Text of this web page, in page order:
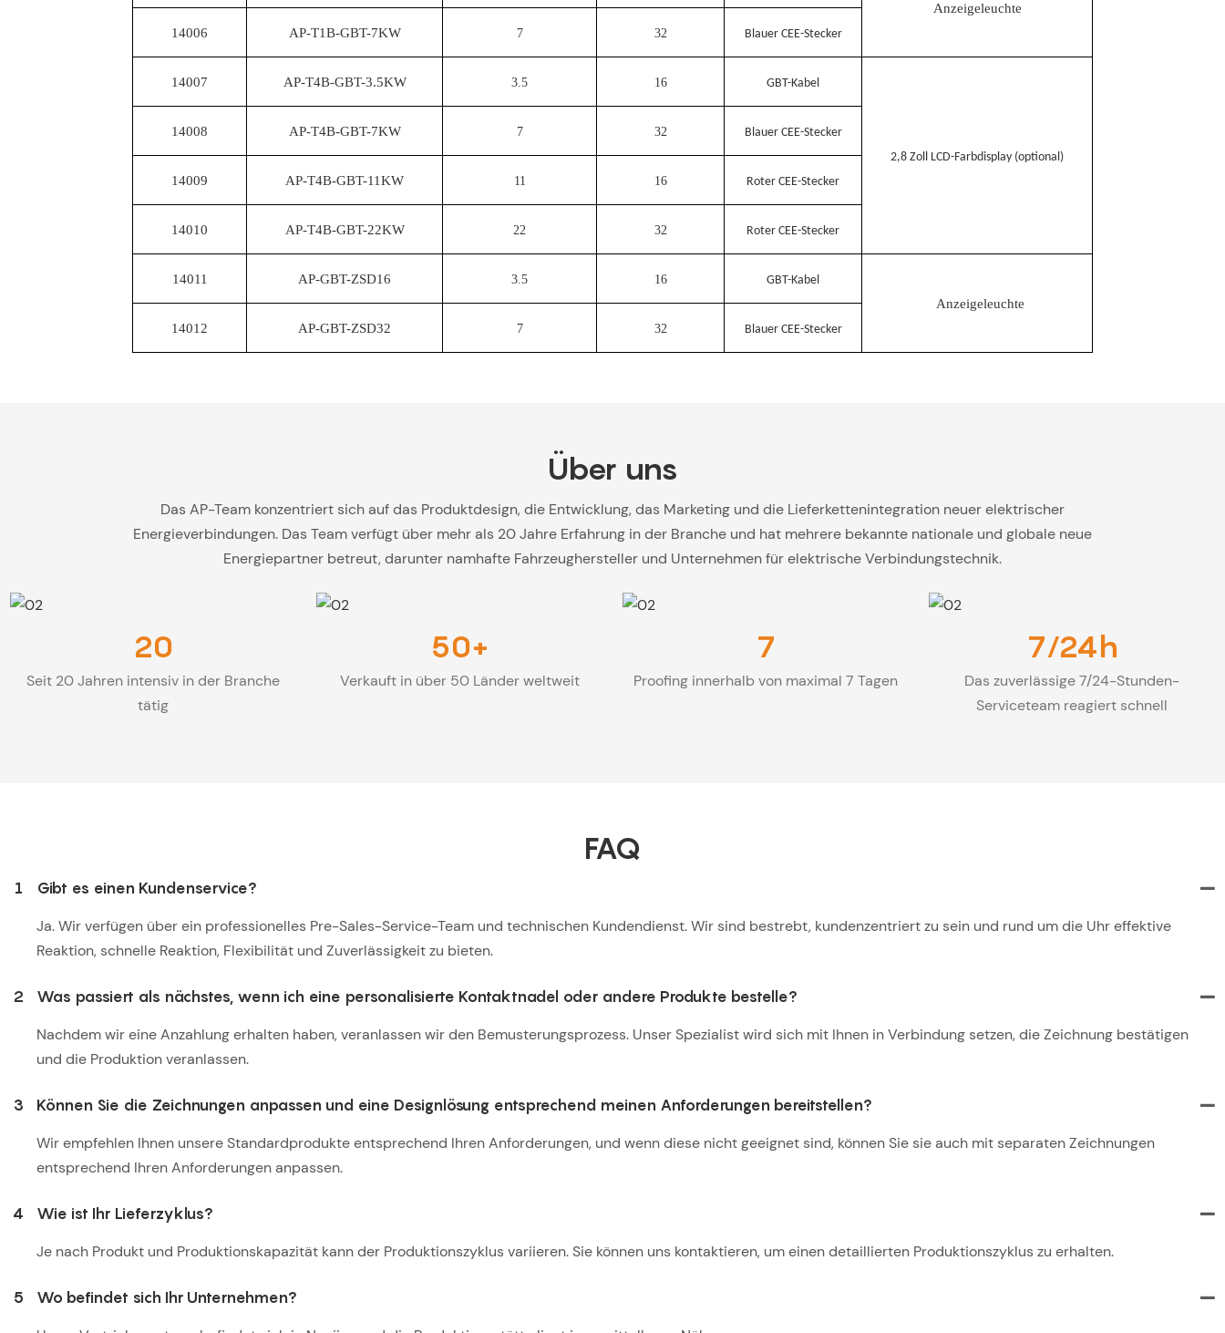
Anzeigeleuchte
14006
AP-T1B-GBT-7KW 7 32 Blauer CEE-Stecker
14007 AP-T4B-GBT-3.5KW 3.5 16 GBT-Kabel
2,8 Zoll LCD-Farbdisplay (optional)
14008 AP-T4B-GBT-7KW 7 32 Blauer CEE-Stecker
14009 AP-T4B-GBT-11KW 11 16 Roter CEE-Stecker
14010 AP-T4B-GBT-22KW 22 32 Roter CEE-Stecker
14011 AP-GBT-ZSD16 3.5 16 GBT-Kabel
Anzeigeleuchte
14012
AP-GBT-ZSD32 7 32 Blauer CEE-Stecker
Über uns
Das AP-Team konzentriert sich auf das Produktdesign, die Entwicklung, das Marketing und die Lieferkettenintegration neuer elektrischer
Energieverbindungen. Das Team verfügt über mehr als 20 Jahre Erfahrung in der Branche und hat mehrere bekannte nationale und globale neue
Energiepartner betreut, darunter namhafte Fahrzeughersteller und Unternehmen für elektrische Verbindungstechnik.
20
Seit 20 Jahren intensiv in der Branche
tätig
50+
Verkauft in über 50 Länder weltweit
7
Proofing innerhalb von maximal 7 Tagen
7/24h
Das zuverlässige 7/24-Stunden-
Serviceteam reagiert schnell
FAQ
1 Gibt es einen Kundenservice?
Ja. Wir verfügen über ein professionelles Pre-Sales-Service-Team und technischen Kundendienst. Wir sind bestrebt, kundenzentriert zu sein und rund um die Uhr effektive
Reaktion, schnelle Reaktion, Flexibilität und Zuverlässigkeit zu bieten.
2 Was passiert als nächstes, wenn ich eine personalisierte Kontaktnadel oder andere Produkte bestelle?
Nachdem wir eine Anzahlung erhalten haben, veranlassen wir den Bemusterungsprozess. Unser Spezialist wird sich mit Ihnen in Verbindung setzen, die Zeichnung bestätigen
und die Produktion veranlassen.
3 Können Sie die Zeichnungen anpassen und eine Designlösung entsprechend meinen Anforderungen bereitstellen?
Wir empfehlen Ihnen unsere Standardprodukte entsprechend Ihren Anforderungen, und wenn diese nicht geeignet sind, können Sie sie auch mit separaten Zeichnungen
entsprechend Ihren Anforderungen anpassen.
4 Wie ist Ihr Lieferzyklus?
Je nach Produkt und Produktionskapazität kann der Produktionszyklus variieren. Sie können uns kontaktieren, um einen detaillierten Produktionszyklus zu erhalten.
5 Wo befindet sich Ihr Unternehmen?